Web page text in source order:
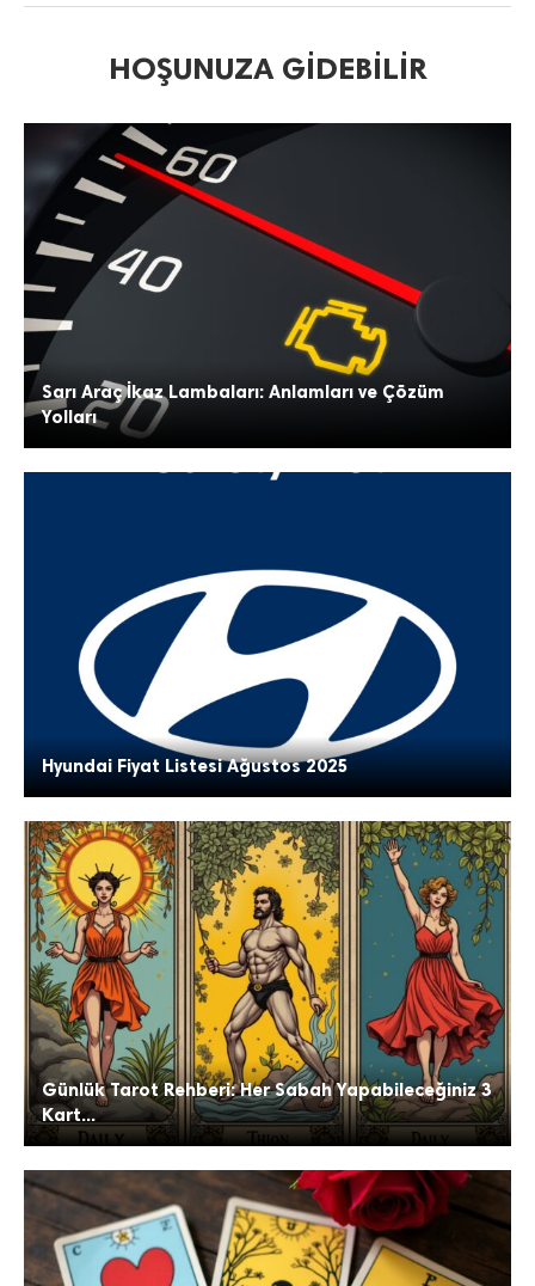
HOŞUNUZA GIDEBILIR
Sarı Araç İkaz Lambaları: Anlamları ve Çözüm
Yolları
Hyundai Fiyat Listesi Ağustos 2025
Günlük Tarot Rehberi: Her Sabah Yapabileceğiniz 3
Kart...